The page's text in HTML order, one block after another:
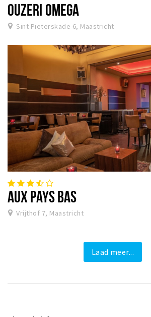
OUZERI OMEGA
Sint Pieterskade 6, Maastricht
AUX PAYS BAS
Vrijthof 7, Maastricht
Laad meer...